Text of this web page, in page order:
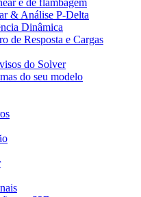
e de flambagem
& Análise P-Delta
Dinâmica
de Resposta e Cargas
do Solver
do seu modelo